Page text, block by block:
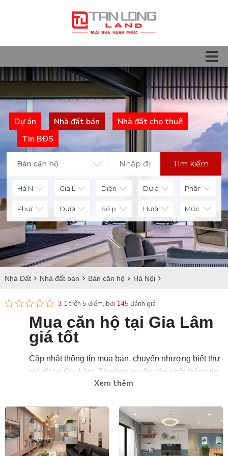
Dự án Nhà đất bán
Nhà đất cho thuê
Tin BĐS
Bán căn hộ Tìm kiếm
Diện tích
Số phòng Hướng nhà Mức giá
Nhà Đất Nhà đất bán Bán căn hộ Hà Nội
Bán căn hộ tại Gia Lâm
3.1trên 5 điểm, bởi 145 đánh giá
Mua căn hộ tại Gia Lâm
giá tốt
Cập nhật thông tin mua bán, chuyển nhượng biệt thự
giá tốt tại Gia Lâm. Thường xuyên cập nhật thông tin
cho tiết về diện tích, vị trí và giá bán biệt thự tại Gia
BdstanLong.vn là trang web uy tín, chuyên cung cấp
căn hộ bán và sang nhượng chính chủ với đầy đủ
giấy tờ pháp lý, thường xuyên cập nhật tình hình dự
Xem thêm